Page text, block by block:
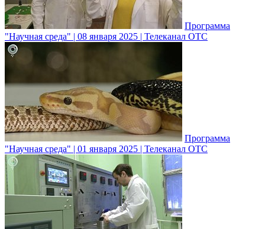
Программа
"Научная среда" | 08 января 2025 | Телеканал ОТС
Программа
"Научная среда" | 01 января 2025 | Телеканал ОТС